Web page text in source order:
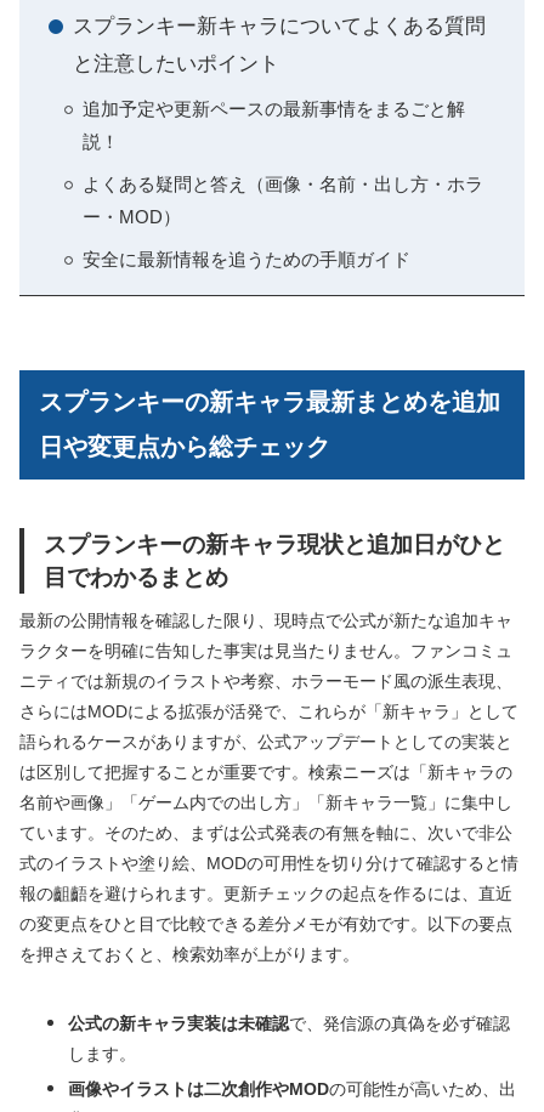
スプランキー新キャラについてよくある質問
と注意したいポイント
追加予定や更新ペースの最新事情をまるごと解
説！
よくある疑問と答え（画像・名前・出し方・ホラ
ー・MOD）
安全に最新情報を追うための手順ガイド
スプランキーの新キャラ最新まとめを追加
日や変更点から総チェック
スプランキーの新キャラ現状と追加日がひと
目でわかるまとめ
最新の公開情報を確認した限り、現時点で公式が新たな追加キャ
ラクターを明確に告知した事実は見当たりません。ファンコミュ
ニティでは新規のイラストや考察、ホラーモード風の派生表現、
さらにはMODによる拡張が活発で、これらが「新キャラ」として
語られるケースがありますが、公式アップデートとしての実装と
は区別して把握することが重要です。検索ニーズは「新キャラの
名前や画像」「ゲーム内での出し方」「新キャラ一覧」に集中し
ています。そのため、まずは公式発表の有無を軸に、次いで非公
式のイラストや塗り絵、MODの可用性を切り分けて確認すると情
報の齟齬を避けられます。更新チェックの起点を作るには、直近
の変更点をひと目で比較できる差分メモが有効です。以下の要点
を押さえておくと、検索効率が上がります。
公式の新キャラ実装は未確認で、発信源の真偽を必ず確認
します。
画像やイラストは二次創作やMODの可能性が高いため、出